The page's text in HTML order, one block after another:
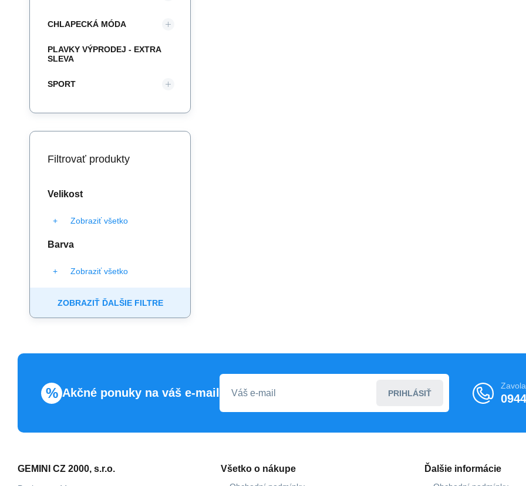
CHLAPECKÁ MÓDA
PLAVKY VÝPRODEJ - EXTRA
SLEVA
SPORT
Filtrovať produkty
Velikost
Zobraziť všetko
Barva
Zobraziť všetko
ZOBRAZIŤ ĎALŠIE FILTRE
% Akčné ponuky na váš e-mail PRIHLÁSIŤ
GEMINI CZ 2000, s.r.o. Všetko o nákupe Ďalšie informácie